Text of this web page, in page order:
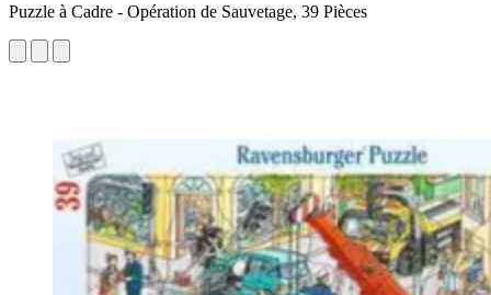
Puzzle à Cadre - Opération de Sauvetage, 39 Pièces